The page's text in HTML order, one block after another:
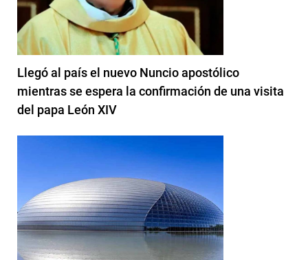
Llegó al país el nuevo Nuncio apostólico
mientras se espera la confirmación de una visita
del papa León XIV